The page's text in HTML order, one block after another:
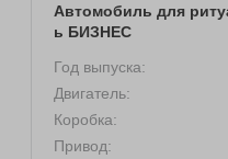
Автомобиль для
ь БИЗНЕС
Год выпуска:
Двигатель:
Коробка:
Привод: